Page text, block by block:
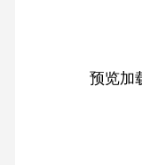
预览加